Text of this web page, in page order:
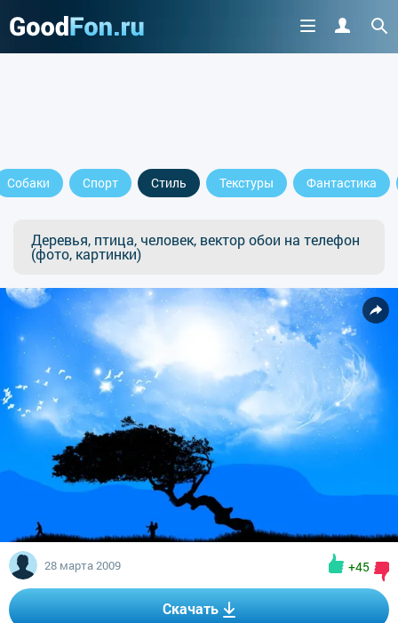
Собаки Спорт Стиль Текстуры Фантастика
Деревья, птица, человек, вектор обои на телефон
(фото, картинки)
28 марта 2009 +45
Скачать